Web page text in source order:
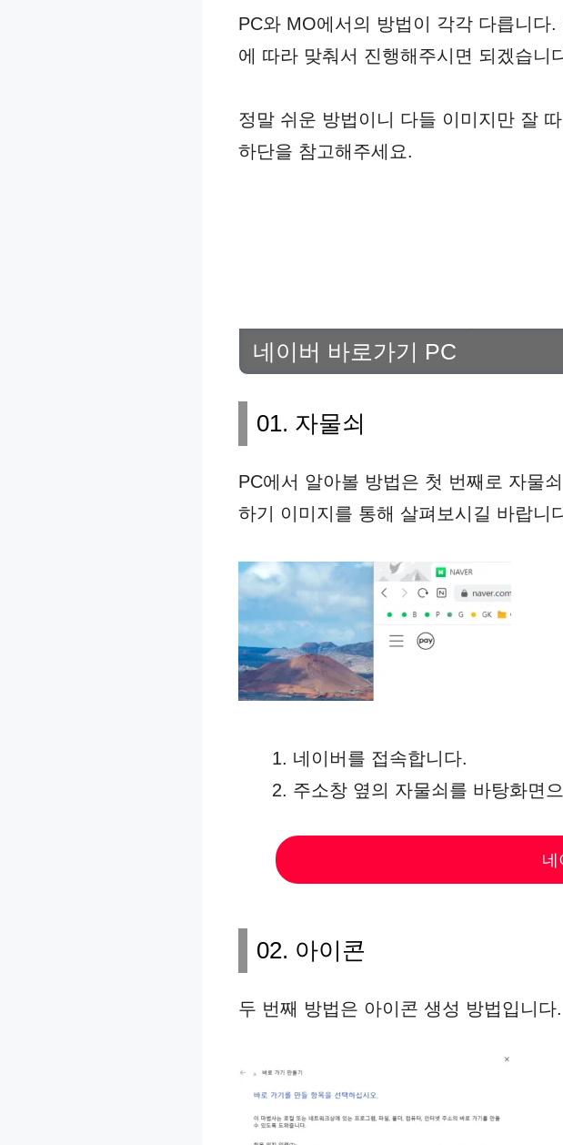
PC와 MO에서의 방법이 각각 다릅니다
에 따라 맞춰서 진행해주시면 되겠습니
정말 쉬운 방법이니 다들 이미지만 잘
하단을 참고해주세요.
네이버 바로가기 PC
01. 자물쇠
PC에서 알아볼 방법은 첫 번째로 자물
하기 이미지를 통해 살펴보시길 바랍니
네이버를 접속합니다.
주소창 옆의 자물쇠를 바탕화면
네
02. 아이콘
두 번째 방법은 아이콘 생성 방법입니